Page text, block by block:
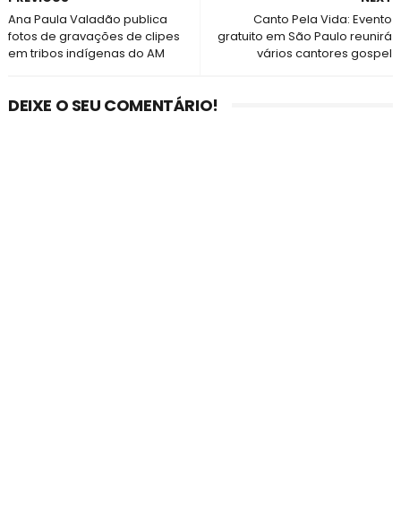
Canto Pela Vida: Evento
gratuito em São Paulo reunirá
vários cantores gospel
Ana Paula Valadão publica
fotos de gravações de clipes
em tribos indígenas do AM
DEIXE O SEU COMENTÁRIO!